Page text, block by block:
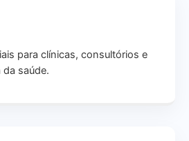
para clínicas, consultórios e
da saúde.